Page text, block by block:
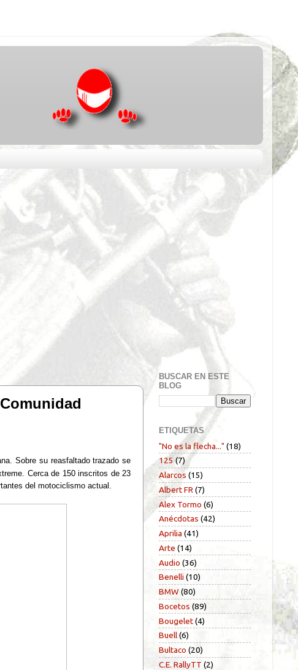
Sobre su reasfaltado trazado se
Cerca de 150 inscritos de 23
del motociclismo actual.
BUSCAR EN ESTE
BLOG
ETIQUETAS
"No es la flecha..." (18)
125 (7)
Alarcos (15)
Albert FR (7)
Alex Tormo (6)
Anécdotas (42)
Aprilia (41)
Arte (14)
Audio (36)
Benelli (10)
BMW (80)
Bocetos (89)
Bougelet(4)
Buell(6)
Bultaco (20)
C.E. RallyTT (2)